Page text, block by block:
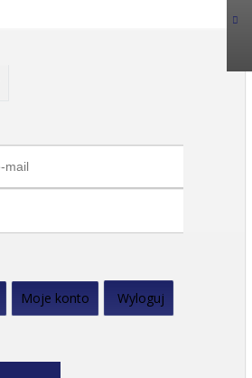
Moje konto Wyloguj